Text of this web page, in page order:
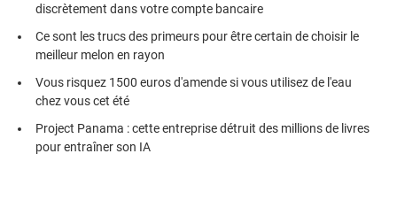
discrètement dans votre compte bancaire
Ce sont les trucs des primeurs pour être certain de choisir le
meilleur melon en rayon
Vous risquez 1500 euros d'amende si vous utilisez de l'eau
chez vous cet été
Project Panama : cette entreprise détruit des millions de livres
pour entraîner son IA